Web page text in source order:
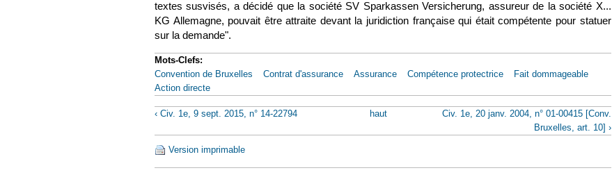
textes susvisés, a décidé que la société SV Sparkassen Versicherung, assureur de la société X...
KG Allemagne, pouvait être attraite devant la juridiction française qui était compétente pour statuer
sur la demande".
Mots-Clefs:
Convention de Bruxelles
Contrat d'assurance Assurance Compétence protectrice
Fait dommageable
Action directe
‹ Civ. 1e, 9 sept. 2015, n° 14-22794 haut
Civ. 1e, 20 janv. 2004, n° 01-00415 [Conv.
Bruxelles, art. 10] ›
Version imprimable